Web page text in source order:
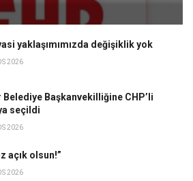
yaklaşımımızda değişiklik yok
2026
Belediye Başkanvekilliğine CHP’li
seçildi
2026
açık olsun!”
2026